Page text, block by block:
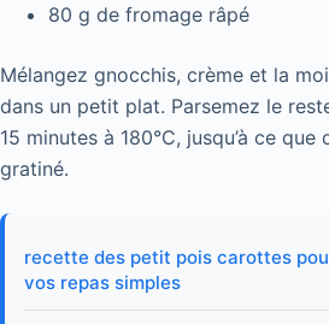
80 g de fromage râpé
Mélangez gnocchis, crème et la
dans un petit plat. Parsemez le
15 minutes à 180°C, jusqu’à ce que
gratiné.
recette des petit pois carottes
vos repas simples